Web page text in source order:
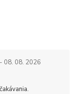
- 08. 08. 2026